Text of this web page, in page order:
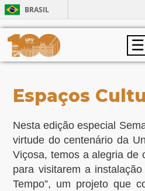
BRASIL
☰
⁠⁠Espaços
Nesta edição especial
virtude do centenário da
Viçosa, temos a alegria de
para visitarem a
Tempo”, um projeto que